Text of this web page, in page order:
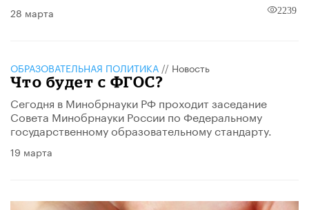
28 марта 2239
ОБРАЗОВАТЕЛЬНАЯ ПОЛИТИКА // Новость
Что будет с ФГОС?
​Сегодня в Минобрнауки РФ проходит заседание
Совета Минобрнауки России по Федеральному
государственному образовательному стандарту.
19 марта